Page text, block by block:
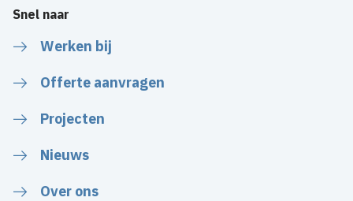
Snel naar
Werken bij
Offerte aanvragen
Projecten
Nieuws
Over ons